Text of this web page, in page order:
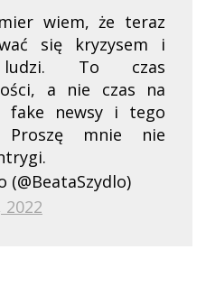
wiem, że teraz
się kryzysem i
ludzi. To czas
a nie czas na
fake newsy i tego
mnie nie
(@BeataSzydlo)